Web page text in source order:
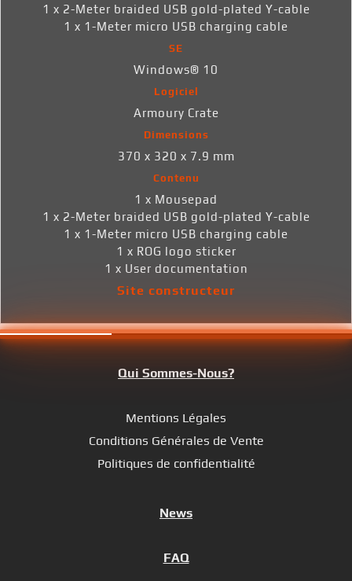
1 x 2-Meter braided USB gold-plated Y-cable
1 x 1-Meter micro USB charging cable
SE
Windows® 10
Logiciel
Armoury Crate
Dimensions
370 x 320 x 7.9 mm
Contenu
1 x Mousepad
1 x 2-Meter braided USB gold-plated Y-cable
1 x 1-Meter micro USB charging cable
1 x ROG logo sticker
1 x User documentation
Site constructeur
Qui Sommes-Nous?
Mentions Légales
Conditions Générales de Vente
Politiques de confidentialité
News
FAQ